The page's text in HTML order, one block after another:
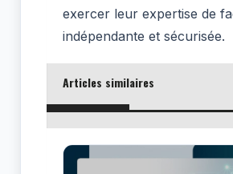
exercer leur expertise de
indépendante et sécurisée.
Articles similaires